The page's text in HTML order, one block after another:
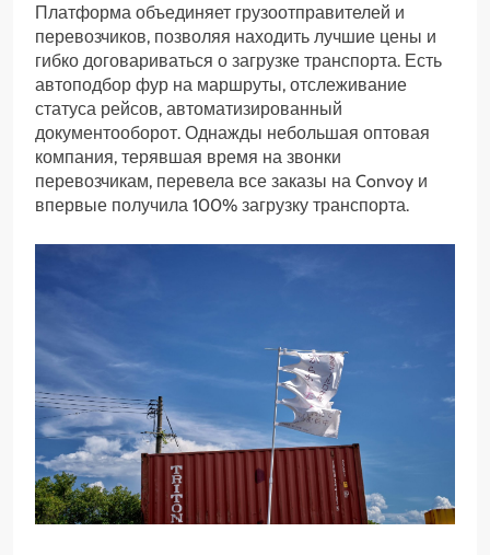
Платформа объединяет грузоотправителей и
перевозчиков, позволяя находить лучшие цены и
гибко договариваться о загрузке транспорта. Есть
автоподбор фур на маршруты, отслеживание
статуса рейсов, автоматизированный
документооборот. Однажды небольшая оптовая
компания, терявшая время на звонки
перевозчикам, перевела все заказы на Convoy и
впервые получила 100% загрузку транспорта.